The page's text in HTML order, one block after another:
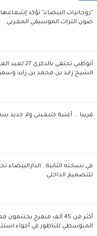
"روحانيات البيضاء" تؤكد
صون التراث الموسيقي المغربي
أبوظبي تحتفي
الشيخ زايد بن محمد بن زايد
قريبا ... أغنية كتبغيني ولا
في نسخته الثانية.. الدارالبيضاء
للتصميم الداخلي
أكثر من 45 ألف متفرج
المتوسطي للناظور في أجواء